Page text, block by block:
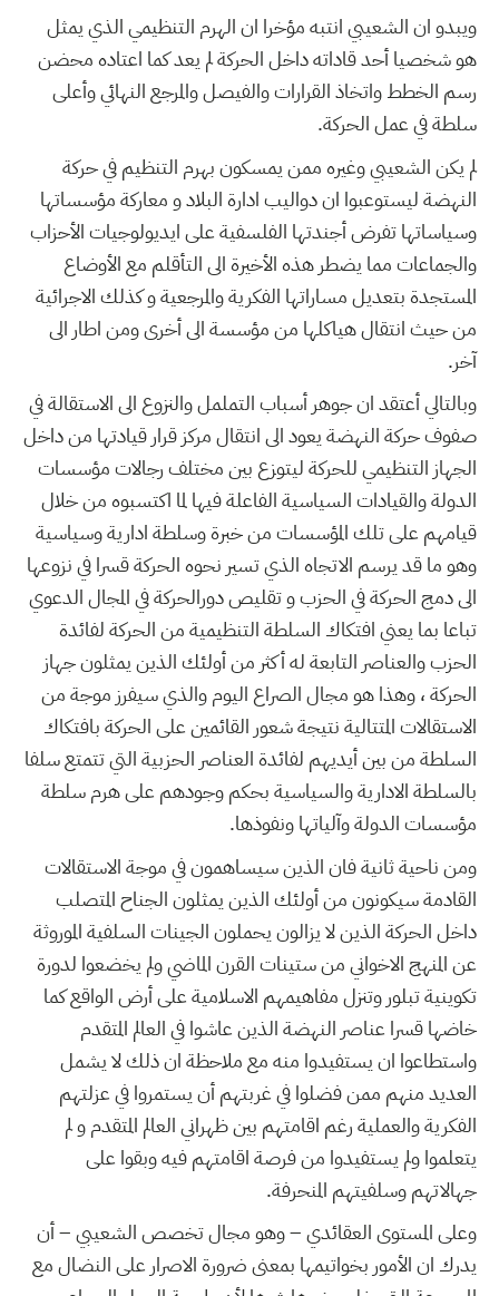
ويبدو ان الشعيبي انتبه مؤخرا ان الهرم التنظيمي الذي يمثل
هو شخصيا أحد قاداته داخل الحركة لم يعد كما اعتاده محضن
رسم الخطط واتخاذ القرارات والفيصل والمرجع النهائي وأعلى
سلطة في عمل الحركة.
لم يكن الشعيبي وغيره ممن يمسكون بهرم التنظيم في حركة
النهضة ليستوعبوا ان دواليب ادارة البلاد و معاركة مؤسساتها
وسياساتها تفرض أجندتها الفلسفية على ايديولوجيات الأحزاب
والجماعات مما يضطر هذه الأخيرة الى التأقلم مع الأوضاع
المستجدة بتعديل مساراتها الفكرية والمرجعية و كذلك الاجرائية
من حيث انتقال هياكلها من مؤسسة الى أخرى ومن اطار الى
آخر.
وبالتالي أعتقد ان جوهر أسباب التململ والنزوع الى الاستقالة في
صفوف حركة النهضة يعود الى انتقال مركز قرار قيادتها من داخل
الجهاز التنظيمي للحركة ليتوزع بين مختلف رجالات مؤسسات
الدولة والقيادات السياسية الفاعلة فيها لما اكتسبوه من خلال
قيامهم على تلك المؤسسات من خبرة وسلطة ادارية وسياسية
وهو ما قد يرسم الاتجاه الذي تسير نحوه الحركة قسرا في نزوعها
الى دمج الحركة في الحزب و تقليص دورالحركة في المجال الدعوي
تباعا بما يعني افتكاك السلطة التنظيمية من الحركة لفائدة
الحزب والعناصر التابعة له أكثر من أولئك الذين يمثلون جهاز
الحركة ، وهذا هو مجال الصراع اليوم والذي سيفرز موجة من
الاستقالات المتتالية نتيجة شعور القائمين على الحركة بافتكاك
السلطة من بين أيديهم لفائدة العناصر الحزبية التي تتمتع سلفا
بالسلطة الادارية والسياسية بحكم وجودهم على هرم سلطة
مؤسسات الدولة وآلياتها ونفوذها.
ومن ناحية ثانية فان الذين سيساهمون في موجة الاستقالات
القادمة سيكونون من أولئك الذين يمثلون الجناح المتصلب
داخل الحركة الذين لا يزالون يحملون الجينات السلفية الموروثة
عن المنهج الاخواني من ستينات القرن الماضي ولم يخضعوا لدورة
تكوينية تبلور وتنزل مفاهيمهم الاسلامية على أرض الواقع كما
خاضها قسرا عناصر النهضة الذين عاشوا في العالم المتقدم
واستطاعوا ان يستفيدوا منه مع ملاحظة ان ذلك لا يشمل
العديد منهم ممن فضلوا في غربتهم أن يستمروا في عزلتهم
الفكرية والعملية رغم اقامتهم بين ظهراني العالم المتقدم و لم
يتعلموا ولم يستفيدوا من فرصة اقامتهم فيه وبقوا على
جهالاتهم وسلفيتهم المنحرفة.
وعلى المستوى العقائدي – وهو مجال تخصص الشعيبي – أن
يدرك ان الأمور بخواتيمها بمعنى ضرورة الاصرار على النضال مع